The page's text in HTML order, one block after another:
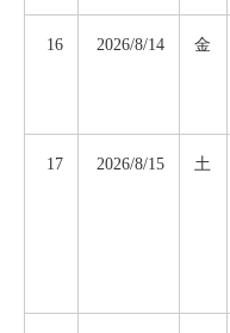
16 2026/8/14 金
17 2026/8/15 土